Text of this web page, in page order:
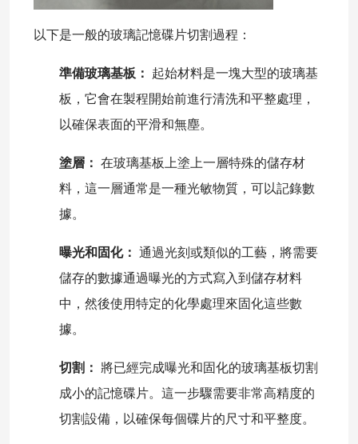
以下是一般的玻璃記憶碟片切割過程：
準備玻璃基板：
起始材料是一塊大型的玻璃基
板，它會在製程開始前進行清洗和平整處理，
以確保表面的平滑和無塵。
塗層：
在玻璃基板上塗上一層特殊的儲存材
料，這一層通常是一種光敏物質，可以記錄數
據。
曝光和固化：
通過光刻或類似的工藝，將需要
儲存的數據通過曝光的方式寫入到儲存材料
中，然後使用特定的化學處理來固化這些數
據。
切割：
將已經完成曝光和固化的玻璃基板切割
成小的記憶碟片。這一步驟需要非常高精度的
切割設備，以確保每個碟片的尺寸和平整度。